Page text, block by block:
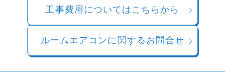
工事費用についてはこちらから
ルームエアコンに関するお問合せ